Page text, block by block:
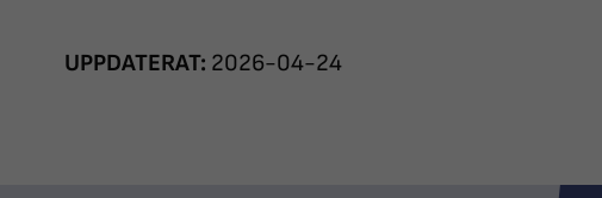
UPPDATERAT: 2026-04-24